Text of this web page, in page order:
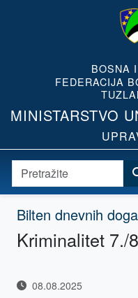
BOSNA
FEDERACIJA
MINISTARSTVO
Bilten dnevnih
Kriminalitet 7./
08.08.2025